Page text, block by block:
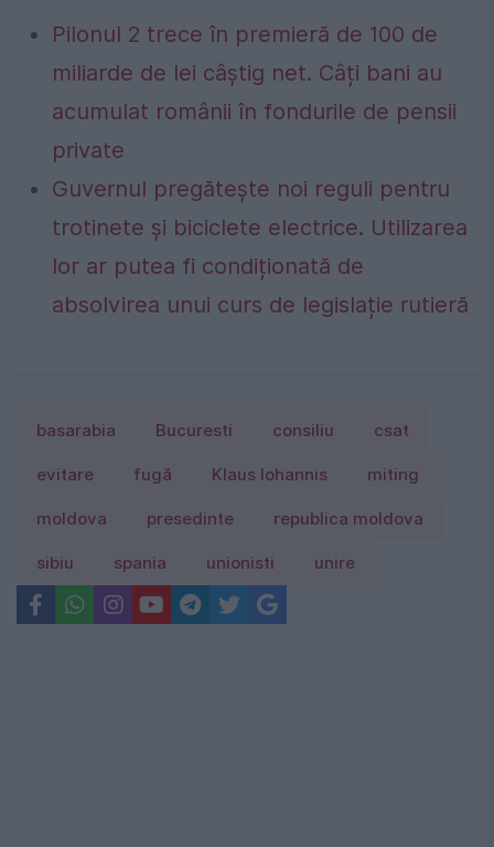
Pilonul 2 trece în premieră de 100 de
miliarde de lei câștig net. Câți bani au
acumulat românii în fondurile de pensii
private
Guvernul pregătește noi reguli pentru
trotinete și biciclete electrice. Utilizarea
lor ar putea fi condiționată de
absolvirea unui curs de legislație rutieră
basarabia Bucuresti consiliu csat
evitare fugă Klaus Iohannis miting
moldova presedinte republica moldova
sibiu spania unionisti unire